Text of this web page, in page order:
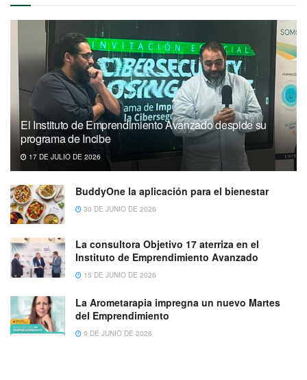
El Instituto de Emprendimiento Avanzado despide su
programa de Incibe
17 DE JULIO DE 2026
BuddyOne la aplicación para el bienestar
30 DE JUNIO DE 2026
La consultora Objetivo 17 aterriza en el
Instituto de Emprendimiento Avanzado
15 DE JUNIO DE 2026
La Arometarapia impregna un nuevo Martes
del Emprendimiento
9 DE JUNIO DE 2026